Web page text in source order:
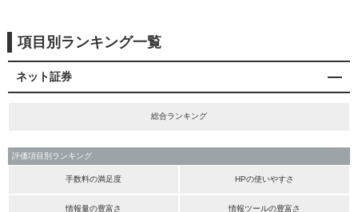
項目別ランキング一覧
ネット証券
総合ランキング
評価項目別ランキング
手数料の満足度 HPの使いやすさ
情報量の豊富さ 情報ツールの豊富さ